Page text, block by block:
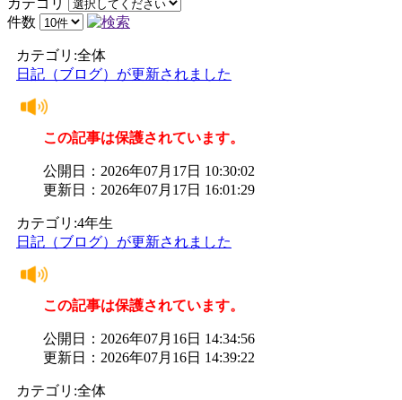
件数
カテゴリ:全体
日記（ブログ）が更新されました
この記事は保護されています。
公開日：2026年07月17日 10:30:02
更新日：2026年07月17日 16:01:29
カテゴリ:4年生
日記（ブログ）が更新されました
この記事は保護されています。
公開日：2026年07月16日 14:34:56
更新日：2026年07月16日 14:39:22
カテゴリ:全体